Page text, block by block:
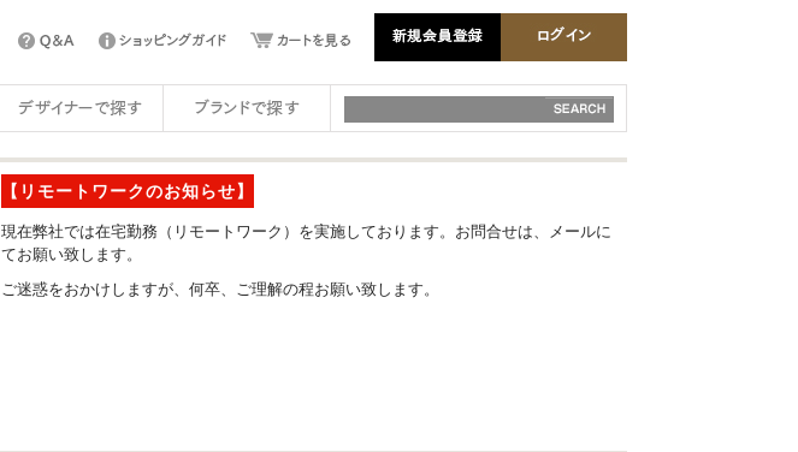
【リモートワークのお知らせ】
現在弊社では在宅勤務（リモートワーク）を実施しております。お問合せは、メールに
てお願い致します。
ご迷惑をおかけしますが、何卒、ご理解の程お願い致します。